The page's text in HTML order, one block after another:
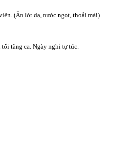
(Ăn lót dạ, nước ngọt, thoải mái)
tăng ca. Ngày nghỉ tự túc.